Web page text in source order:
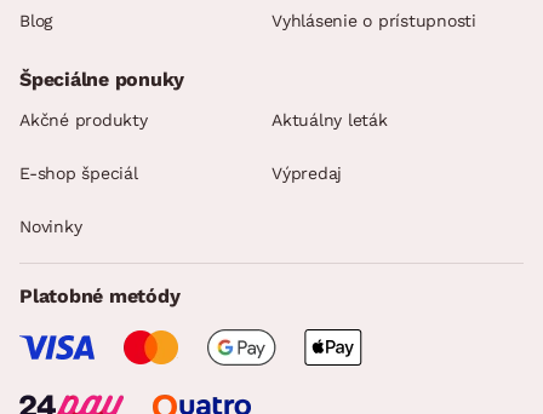
Blog Vyhlásenie o prístupnosti
Špeciálne ponuky
Akčné produkty Aktuálny leták
E-shop špeciál Výpredaj
Novinky
Platobné metódy